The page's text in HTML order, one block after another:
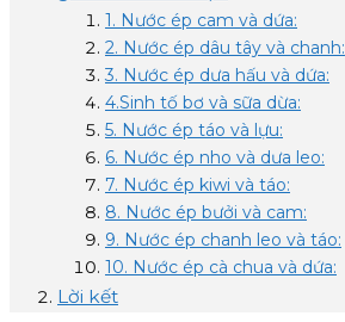
1. Nước ép cam và dứa:
2. Nước ép dâu tây và chanh:
3. Nước ép dưa hấu và dứa:
4.Sinh tố bơ và sữa dừa:
5. Nước ép táo và lựu:
6. Nước ép nho và dưa leo:
7. Nước ép kiwi và táo:
8. Nước ép bưởi và cam:
9. Nước ép chanh leo và táo:
10. Nước ép cà chua và dứa:
Lời kết